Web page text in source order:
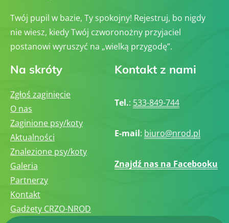
Twój pupil w bazie, Ty spokojny! Rejestruj, bo nigdy
nie wiesz, kiedy Twój czworonożny przyjaciel
postanowi wyruszyć na „wielką przygodę”.
Na skróty
Zgłoś zaginięcie
O nas
Zaginione psy/koty
Aktualności
Znalezione psy/koty
Galeria
Partnerzy
Kontakt
Gadżety CRZO-NROD
Kontakt z nami
Tel.: 533-849-744
E-mail: biuro@nrod.pl
Znajdź nas na Facebooku